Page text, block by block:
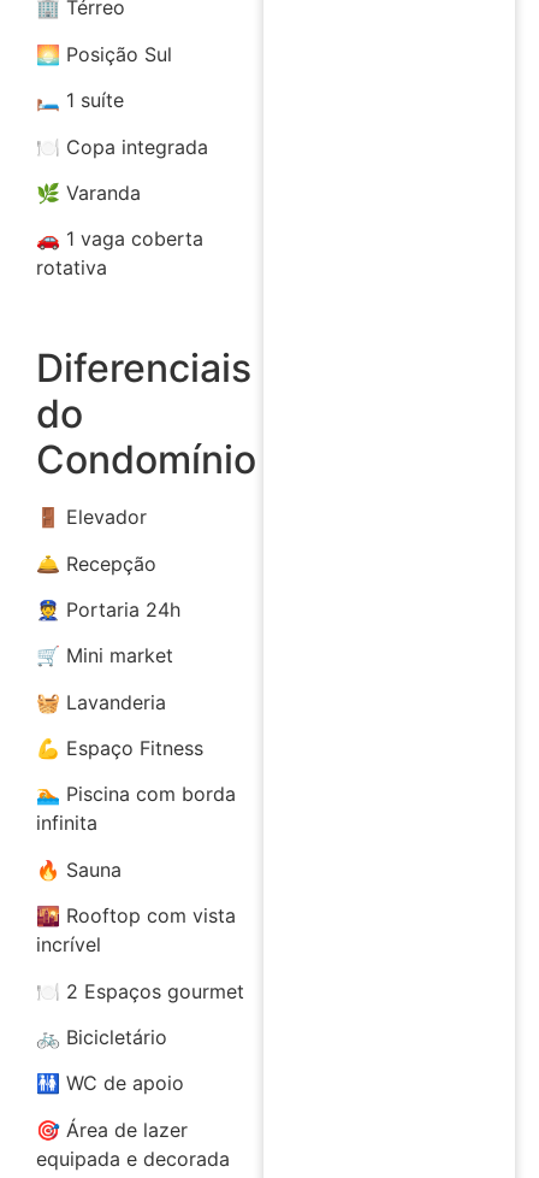
🏢 Térreo
🌅 Posição Sul
🛏️ 1 suíte
🍽️ Copa integrada
🌿 Varanda
🚗 1 vaga coberta
rotativa
Diferenciais
do
Condomínio
🚪 Elevador
🛎️ Recepção
👮 Portaria 24h
🛒 Mini market
🧺 Lavanderia
💪 Espaço Fitness
🏊 Piscina com borda
infinita
🔥 Sauna
🌇 Rooftop com vista
incrível
🍽️ 2 Espaços gourmet
🚲 Bicicletário
🚻 WC de apoio
🎯 Área de lazer
equipada e decorada